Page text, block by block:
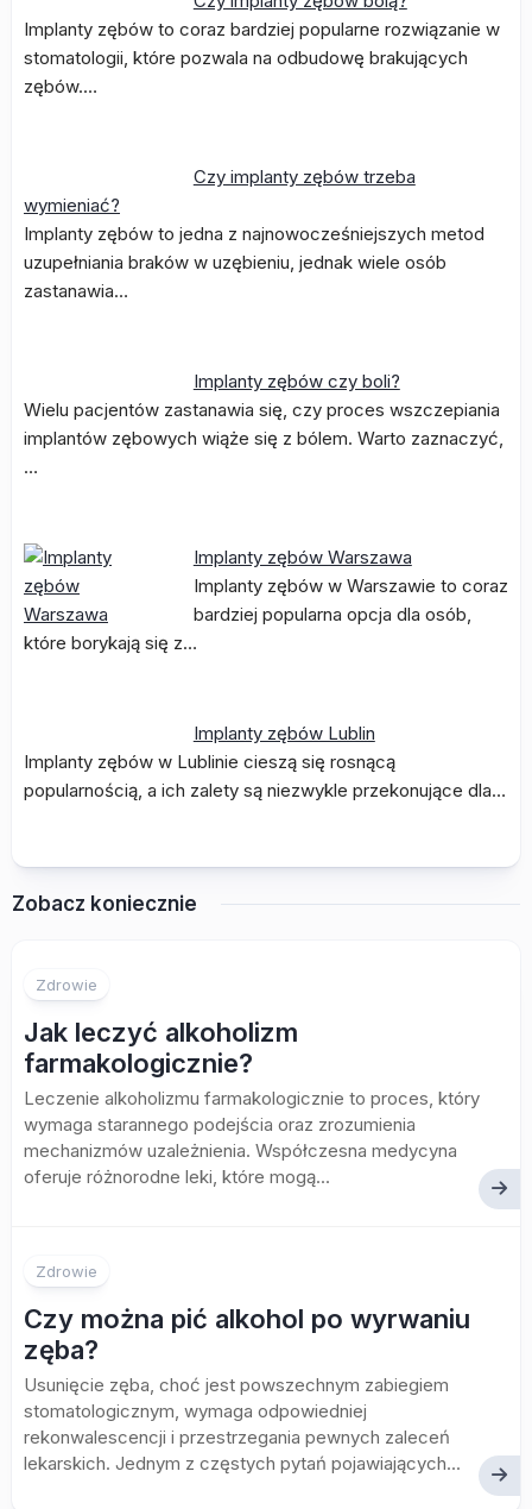
Implanty zębów to coraz bardziej popularne rozwiązanie w
stomatologii, które pozwala na odbudowę brakujących
zębów.…
Czy implanty zębów trzeba
wymieniać?
Implanty zębów to jedna z najnowocześniejszych metod
uzupełniania braków w uzębieniu, jednak wiele osób
zastanawia…
Implanty zębów czy boli?
Wielu pacjentów zastanawia się, czy proces wszczepiania
implantów zębowych wiąże się z bólem. Warto zaznaczyć,
…
Implanty zębów Warszawa
Implanty zębów w Warszawie to coraz
bardziej popularna opcja dla osób,
które borykają się z…
Implanty zębów Lublin
Implanty zębów w Lublinie cieszą się rosnącą
popularnością, a ich zalety są niezwykle przekonujące dla…
Zobacz koniecznie
Zdrowie
Jak leczyć alkoholizm
farmakologicznie?
Leczenie alkoholizmu farmakologicznie to proces, który
wymaga starannego podejścia oraz zrozumienia
mechanizmów uzależnienia. Współczesna medycyna
oferuje różnorodne leki, które mogą...
Zdrowie
Czy można pić alkohol po wyrwaniu
zęba?
Usunięcie zęba, choć jest powszechnym zabiegiem
stomatologicznym, wymaga odpowiedniej
rekonwalescencji i przestrzegania pewnych zaleceń
lekarskich. Jednym z częstych pytań pojawiających...